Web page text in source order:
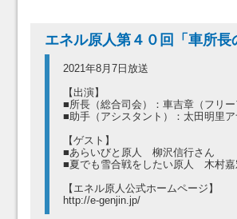
エネル原人第４０回「車所
2021年8月7日放送
【出演】
■所長（総合司会）：車吉章（フリー
■助手（アシスタント）：太田明里
【ゲスト】
■あらいびと原人 柳沢信行さん
■夏でも雪合戦をしたい原人 木村嘉
【エネル原人公式ホームページ】
http://e-genjin.jp/